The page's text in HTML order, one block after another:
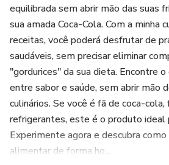
equilibrada sem abrir mão das suas
sua amada Coca-Cola. Com a minha
receitas, você poderá desfrutar de
saudáveis, sem precisar eliminar
"gordurices" da sua dieta. Encontre
entre sabor e saúde, sem abrir mão
culinários. Se você é fã de coca-
refrigerantes, este é o produto ideal
Experimente agora e descubra
alimentar de forma ho...